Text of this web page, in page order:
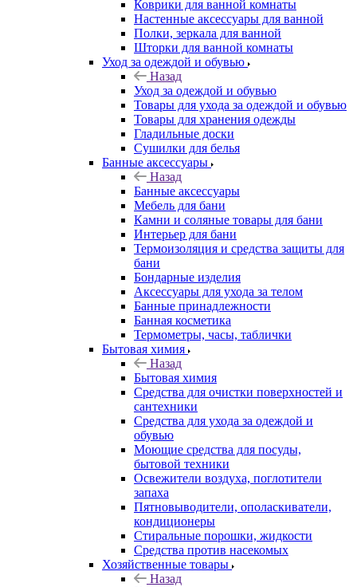
Коврики для ванной комнаты
Настенные аксессуары для ванной
Полки, зеркала для ванной
Шторки для ванной комнаты
Уход за одеждой и обувью
Назад
Уход за одеждой и обувью
Товары для ухода за одеждой и обувью
Товары для хранения одежды
Гладильные доски
Сушилки для белья
Банные аксессуары
Назад
Банные аксессуары
Мебель для бани
Камни и соляные товары для бани
Интерьер для бани
Термоизоляция и средства защиты для
бани
Бондарные изделия
Аксеcсуары для ухода за телом
Банные принадлежности
Банная косметика
Термометры, часы, таблички
Бытовая химия
Назад
Бытовая химия
Средства для очистки поверхностей и
сантехники
Средства для ухода за одеждой и
обувью
Моющие средства для посуды,
бытовой техники
Освежители воздуха, поглотители
запаха
Пятновыводители, ополаскиватели,
кондиционеры
Стиральные порошки, жидкости
Средства против насекомых
Хозяйственные товары
Назад